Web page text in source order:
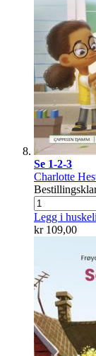
Se 1-2-3
Charlotte
Legg i
kr 109,00